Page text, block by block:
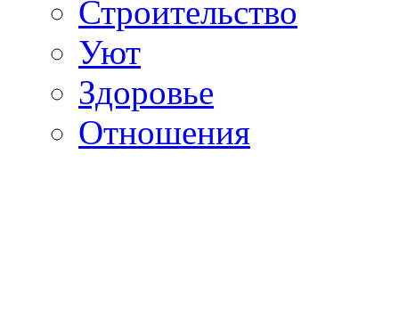
Строительство
Уют
Здоровье
Отношения